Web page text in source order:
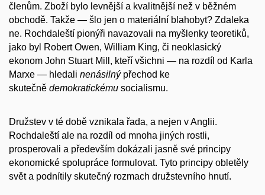
členům. Zboží bylo levnější a kvalitnější než v běžném
obchodě. Takže — šlo jen o materiální blahobyt? Zdaleka
ne. Rochdaleští pionýři navazovali na myšlenky teoretiků,
jako byl Robert Owen, William King, či neoklasický
ekonom John Stuart Mill, kteří všichni — na rozdíl od Karla
Marxe — hledali nenásilný přechod ke
skutečně demokratickému socialismu.
Družstev v té době vznikala řada, a nejen v Anglii.
Rochdaleští ale na rozdíl od mnoha jiných rostli,
prosperovali a především dokázali jasně své principy
ekonomické spolupráce formulovat. Tyto principy obletěly
svět a podnítily skutečný rozmach družstevního hnutí.